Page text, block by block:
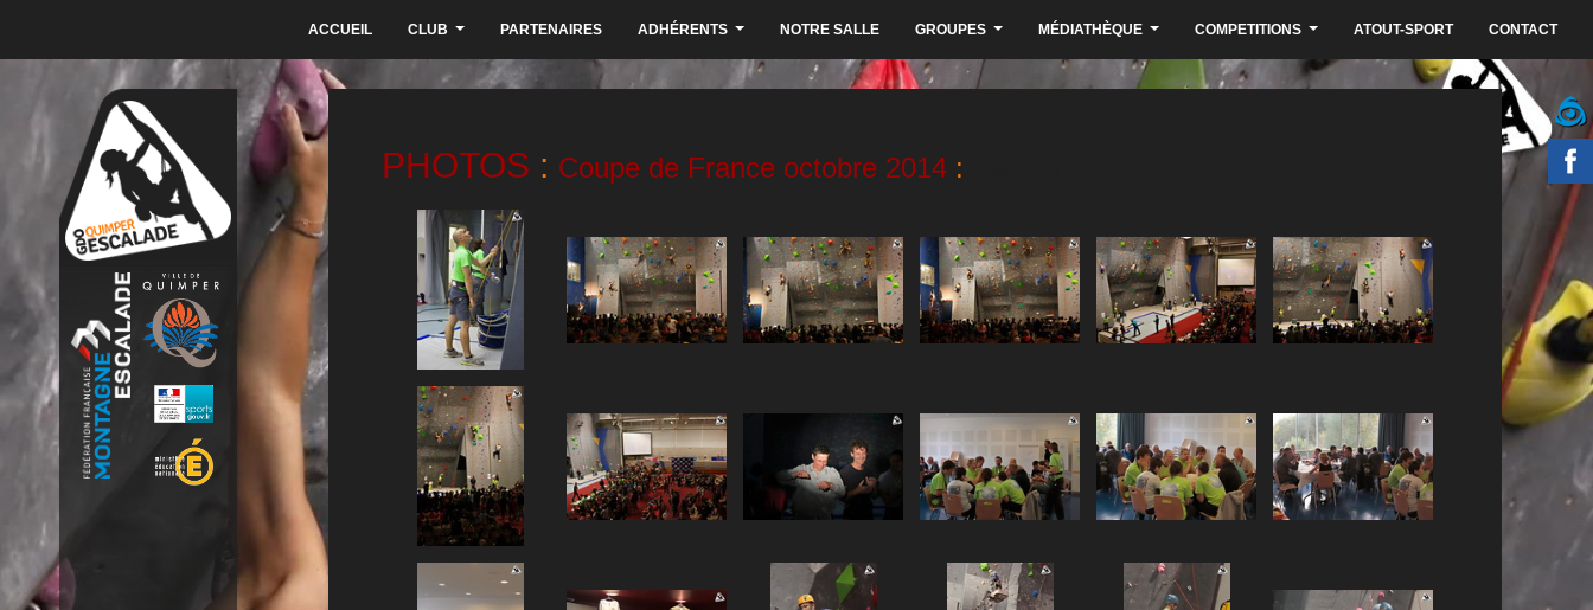
PHOTOS : Coupe de France octobre 2014 :
ACCUEIL CLUB PARTENAIRES ADHÉRENTS NOTRE SALLE GROUPES MÉDIATHÈQUE COMPETITIONS ATOUT-SPORT CONTACT